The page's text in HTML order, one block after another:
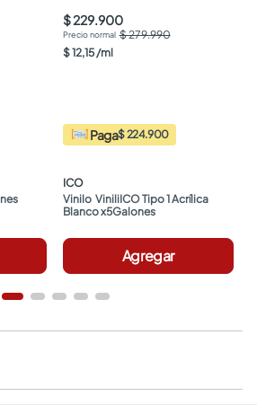
$ 229.900
$ 279.990
$12,15 /ml
Paga$ 224.900
ICO
Vinilo  ViniliICO Tipo 1 Acrílica
Blanco x5Galones
Agregar